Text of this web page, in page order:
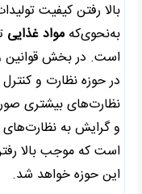
بالا رفتن کیفیت
به‌نحوی‌که مواد غذایی
است. در بخش قوانین
در حوزه نظارت و
نظارت‌های بیشتری
و گرایش به نظارت‌های
است که موجب بالا
این حوزه خواهد شد.